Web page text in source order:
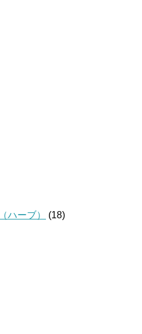
ハーブ）
(18)